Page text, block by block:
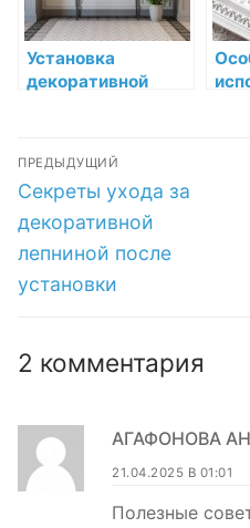
Установка
декоративной
уникального
интерьера
Навигация
по
записям
ПРЕДЫДУЩИЙ
Предыдущая
запись:
Секреты ухода за
декоративной
лепниной после
установки
2 комментария
АГАФОНОВА
21.04.2025 В 01:01
Полезные